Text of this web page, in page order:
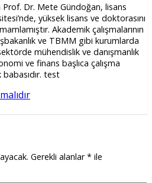
Dr. Mete Gündoğan, lisans
yüksek lisans ve doktorasını
Akademik çalışmalarının
ve TBMM gibi kurumlarda
mühendislik ve danışmanlık
ve finans başlıca çalışma
babasıdır. test
Gerekli alanlar* ile